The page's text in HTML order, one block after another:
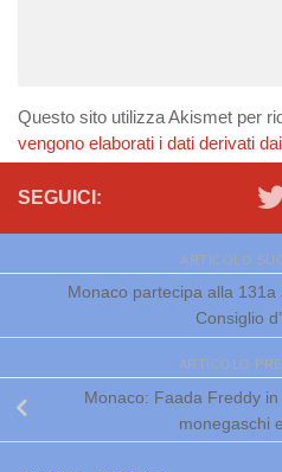
Questo sito utilizza Akismet per
vengono elaborati i dati derivati
SEGUICI:
ARTICOLO
Monaco partecipa alla
Consiglio
ARTICOLO
Monaco: Faada Freddy
monegaschi